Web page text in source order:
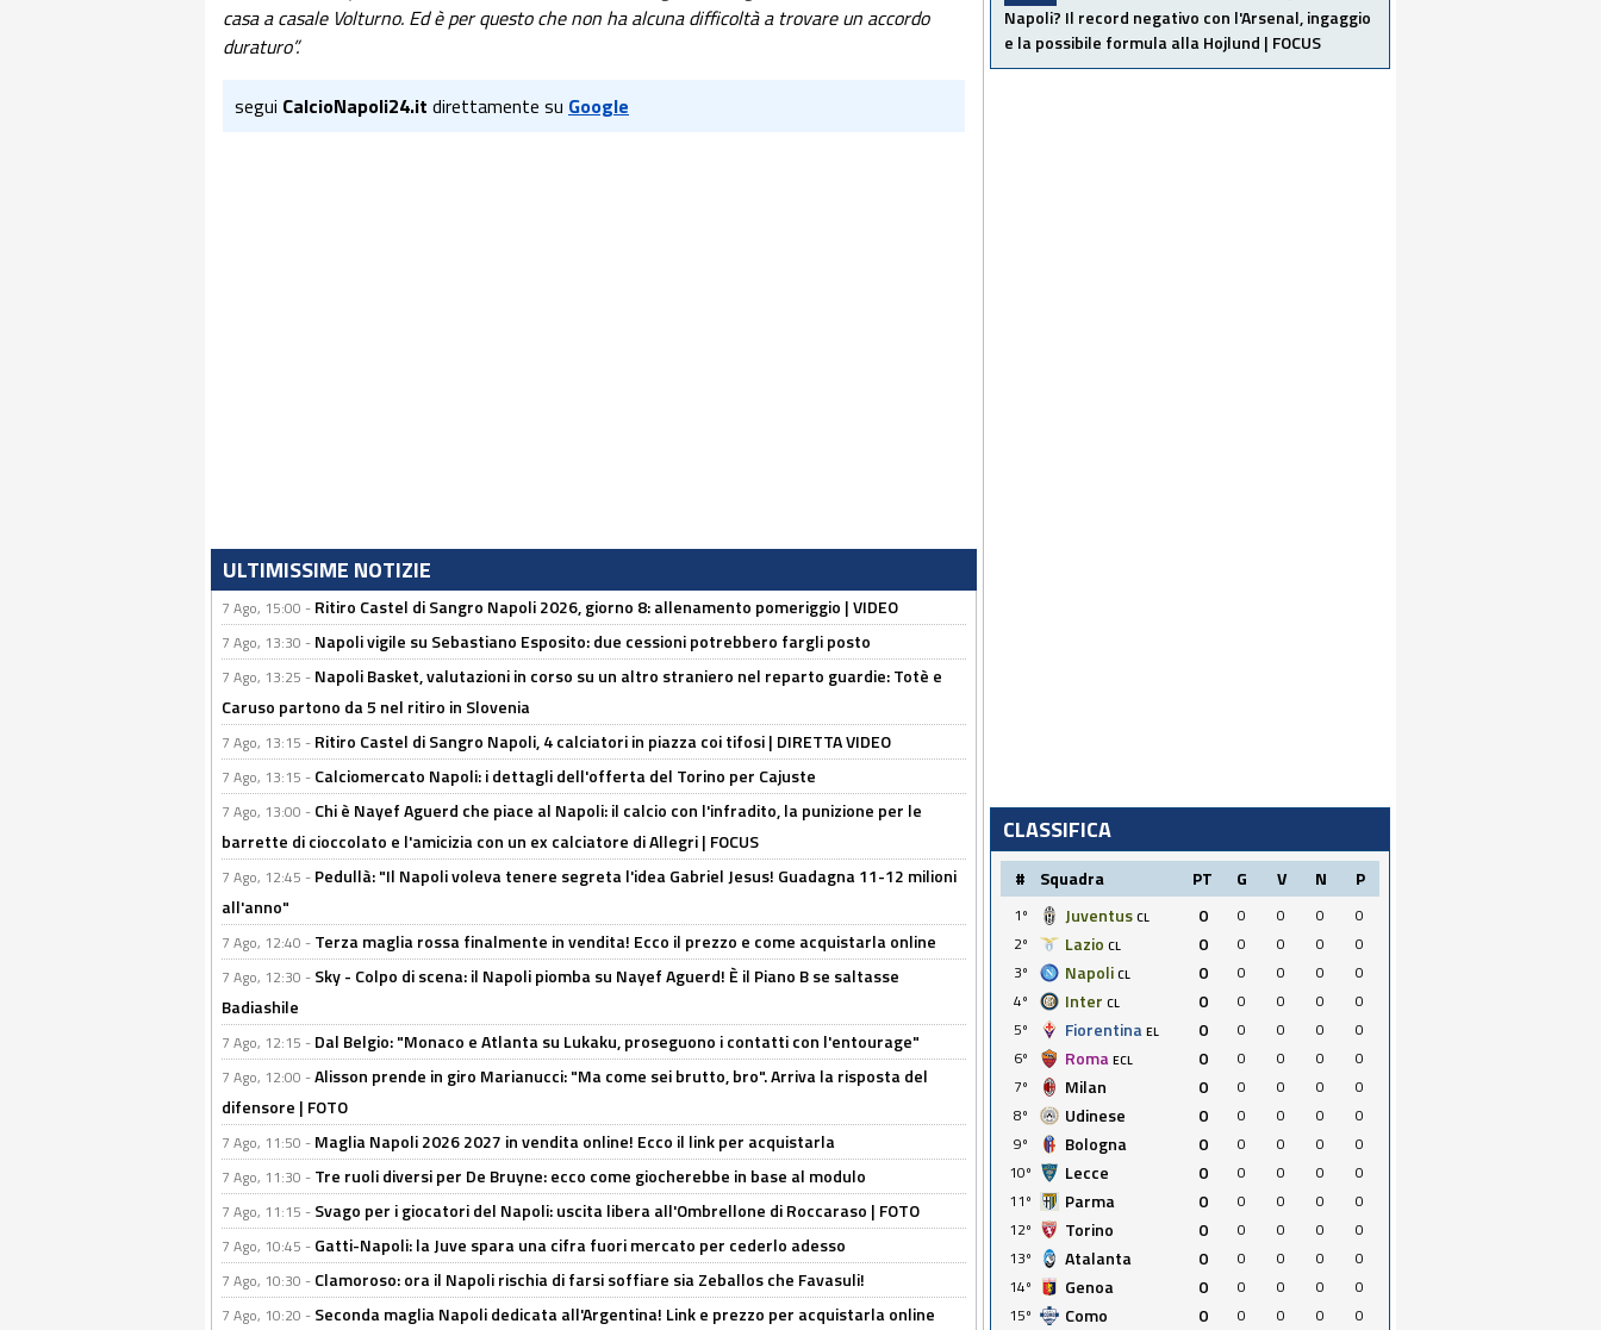
casa a casale Volturno. Ed è per questo che non ha alcuna difficoltà a trovare un accordo
duraturo”.
segui CalcioNapoli24.it direttamente su Google
ULTIMISSIME NOTIZIE
7 Ago, 15:00 - Ritiro Castel di Sangro Napoli 2026, giorno 8: allenamento pomeriggio | VIDEO
7 Ago, 13:30 - Napoli vigile su Sebastiano Esposito: due cessioni potrebbero fargli posto
7 Ago, 13:25 - Napoli Basket, valutazioni in corso su un altro straniero nel reparto guardie: Totè e
Caruso partono da 5 nel ritiro in Slovenia
7 Ago, 13:15 - Ritiro Castel di Sangro Napoli, 4 calciatori in piazza coi tifosi | DIRETTA VIDEO
7 Ago, 13:15 - Calciomercato Napoli: i dettagli dell'offerta del Torino per Cajuste
7 Ago, 13:00 - Chi è Nayef Aguerd che piace al Napoli: il calcio con l'infradito, la punizione per le
barrette di cioccolato e l'amicizia con un ex calciatore di Allegri | FOCUS
7 Ago, 12:45 - Pedullà: "Il Napoli voleva tenere segreta l'idea Gabriel Jesus! Guadagna 11-12 milioni
all'anno"
7 Ago, 12:40 - Terza maglia rossa finalmente in vendita! Ecco il prezzo e come acquistarla online
7 Ago, 12:30 - Sky - Colpo di scena: il Napoli piomba su Nayef Aguerd! È il Piano B se saltasse
Badiashile
7 Ago, 12:15 - Dal Belgio: "Monaco e Atlanta su Lukaku, proseguono i contatti con l'entourage"
7 Ago, 12:00 -Alisson prende in giro Marianucci: "Ma come sei brutto, bro". Arriva la risposta del
difensore | FOTO
7 Ago, 11:50 - Maglia Napoli 2026 2027 in vendita online! Ecco il link per acquistarla
7 Ago, 11:30 - Tre ruoli diversi per De Bruyne: ecco come giocherebbe in base al modulo
7 Ago, 11:15 - Svago per i giocatori del Napoli: uscita libera all'Ombrellone di Roccaraso | FOTO
7 Ago, 10:45 - Gatti-Napoli: la Juve spara una cifra fuori mercato per cederlo adesso
7 Ago, 10:30 - Clamoroso: ora il Napoli rischia di farsi soffiare sia Zeballos che Favasuli!
7 Ago, 10:20 - Seconda maglia Napoli dedicata all'Argentina! Link e prezzo per acquistarla online
Napoli? Il record negativo con l'Arsenal, ingaggio
e la possibile formula alla Hojlund | FOCUS
CLASSIFICA
# Squadra PT G V N P
1º Juventus CL 0 0 0 0
0
2º
Lazio CL 0 0 0 0
0
3º
Napoli CL 0 0 0 0
0
4º
Inter CL 0 0 0 0
0
5º
Fiorentina EL 0 0 0 0
0
6º
Roma ECL 0 0 0 0
0
7º
Milan 0 0 0 0
0
8º
Udinese 0 0 0 0
0
9º
Bologna 0 0 0 0
0
10º
Lecce 0 0 0 0
0
11º
Parma 0 0 0 0
0
12º
Torino 0 0 0 0
0
13º
Atalanta 0 0 0 0
0
14º
Genoa 0 0 0 0
0
15º
Como 0 0 0 0 0